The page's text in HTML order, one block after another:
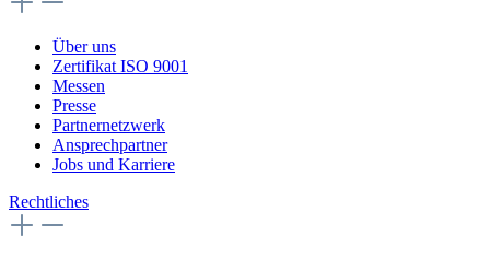
Über uns
Zertifikat ISO 9001
Messen
Presse
Partnernetzwerk
Ansprechpartner
Jobs und Karriere
Rechtliches